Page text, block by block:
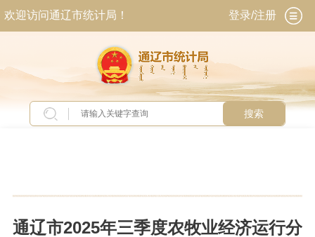
欢迎访问通辽市统计局！ 登录/注册
搜索
通辽市2025年三季度农牧业经济运行分